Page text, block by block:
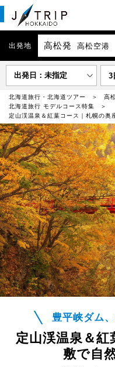
出発地 高松発 高松空港
出発日：未指定 3
北海道旅行・北海道ツアー 高
北海道旅行 モデルコース特集
定山渓温泉＆紅葉コース｜札幌の奥
豊平峡ダム
定山渓温泉＆
敷で自